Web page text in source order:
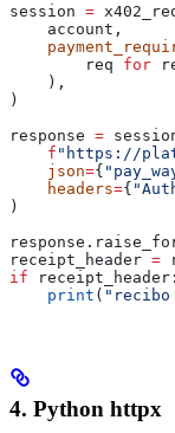
session =
    account,
        req
for
    ),
)
response =
    f
"https://
    json
={
    headers
={
)
receipt_header =
if receipt_header:
    print
( "recibo
4. Python httpx